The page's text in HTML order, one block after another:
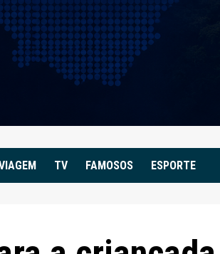
TV FAMOSOS ESPORTE